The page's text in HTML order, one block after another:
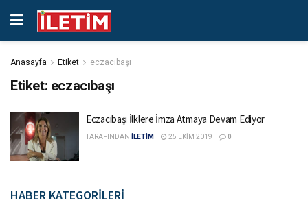
Anasayfa Etiket eczacıbaşı
Etiket: eczacıbaşı
Eczacıbaşı İlklere İmza Atmaya Devam Ediyor
TARAFINDAN İLETİM 25 EKIM 2019 0
HABER KATEGORİLERİ